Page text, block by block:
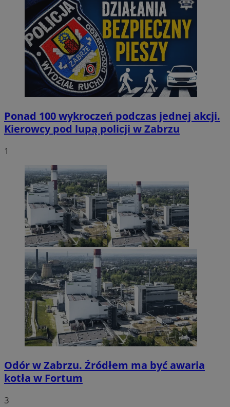
Ponad 100 wykroczeń podczas jednej akcji.
Kierowcy pod lupą policji w Zabrzu
1
Odór w Zabrzu. Źródłem ma być awaria
kotła w Fortum
3